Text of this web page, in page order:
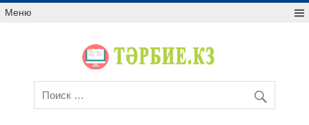
Меню